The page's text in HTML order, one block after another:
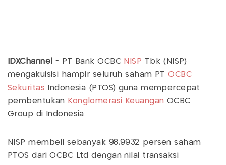
IDXChannel - PT Bank OCBC NISP Tbk (NISP)
mengakuisisi hampir seluruh saham PTOCBC
Sekuritas Indonesia (PTOS) guna mempercepat
pembentukan Konglomerasi Keuangan OCBC
Group di Indonesia.
NISP membeli sebanyak 98,9932 persen saham
PTOS dari OCBC Ltd dengan nilai transaksi